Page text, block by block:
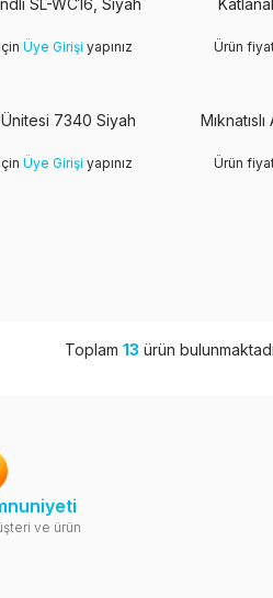
SL-WC16, Siyah
Üye Girişi yapınız Ürün
7340 Siyah
Üye Girişi yapınız Ürün
Toplam 13 ürün
ve ürün